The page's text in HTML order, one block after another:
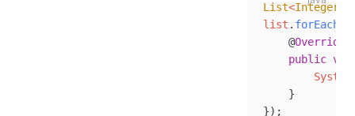
List<Integer
list . forEach
    @
Override
    public
        System
    }
});